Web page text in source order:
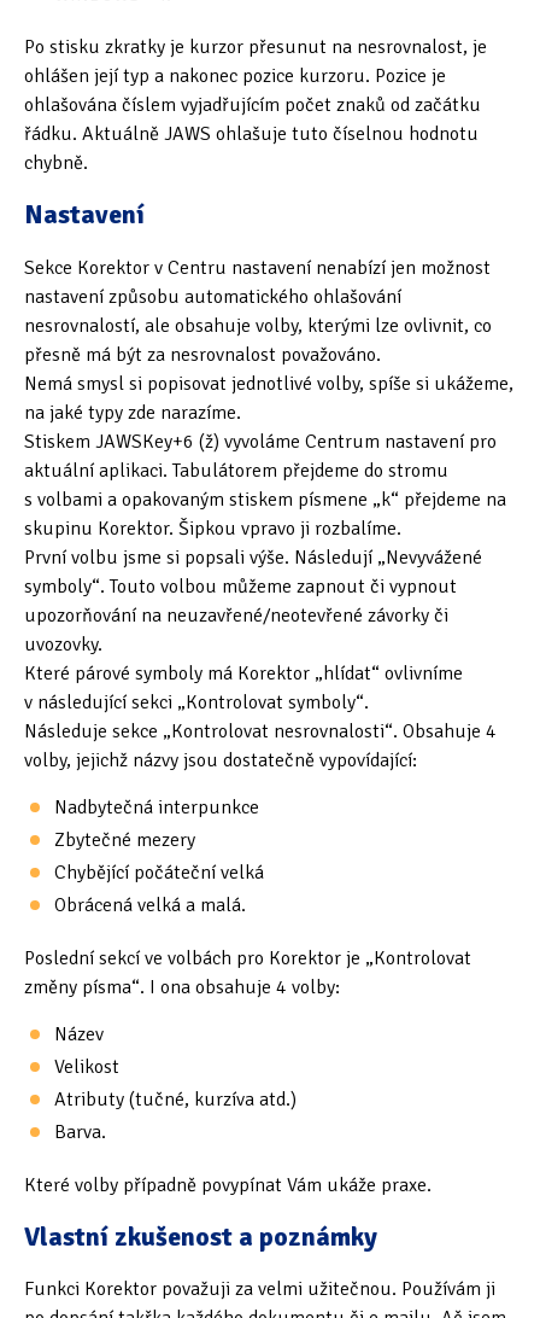
Po stisku zkratky je kurzor přesunut na nesrovnalost, je
ohlášen její typ a nakonec pozice kurzoru. Pozice je
ohlašována číslem vyjadřujícím počet znaků od začátku
řádku. Aktuálně JAWS ohlašuje tuto číselnou hodnotu
chybně.
Nastavení
Sekce Korektor v Centru nastavení nenabízí jen možnost
nastavení způsobu automatického ohlašování
nesrovnalostí, ale obsahuje volby, kterými lze ovlivnit, co
přesně má být za nesrovnalost považováno.
Nemá smysl si popisovat jednotlivé volby, spíše si ukážeme,
na jaké typy zde narazíme.
Stiskem JAWSKey+6 (ž) vyvoláme Centrum nastavení pro
aktuální aplikaci. Tabulátorem přejdeme do stromu
s volbami a opakovaným stiskem písmene „k“ přejdeme na
skupinu Korektor. Šipkou vpravo ji rozbalíme.
První volbu jsme si popsali výše. Následují „Nevyvážené
symboly“. Touto volbou můžeme zapnout či vypnout
upozorňování na neuzavřené/neotevřené závorky či
uvozovky.
Které párové symboly má Korektor „hlídat“ ovlivníme
v následující sekci „Kontrolovat symboly“.
Následuje sekce „Kontrolovat nesrovnalosti“. Obsahuje 4
volby, jejichž názvy jsou dostatečně vypovídající:
Nadbytečná interpunkce
Zbytečné mezery
Chybějící počáteční velká
Obrácená velká a malá.
Poslední sekcí ve volbách pro Korektor je „Kontrolovat
změny písma“. I ona obsahuje 4 volby:
Název
Velikost
Atributy (tučné, kurzíva atd.)
Barva.
Které volby případně povypínat Vám ukáže praxe.
Vlastní zkušenost a poznámky
Funkci Korektor považuji za velmi užitečnou. Používám ji